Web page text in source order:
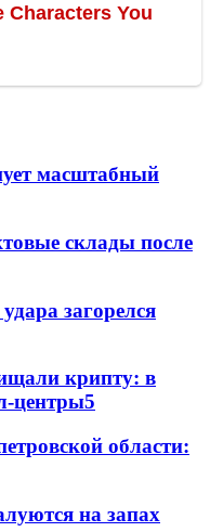
масштабный
склады после
загорелся
крипту: в
центры5
области:
на запах